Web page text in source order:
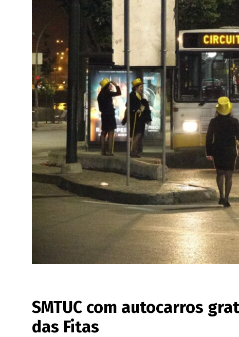
SMTUC com autocarros
das Fitas